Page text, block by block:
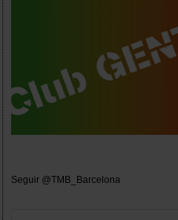
Seguir @TMB_Barcelona